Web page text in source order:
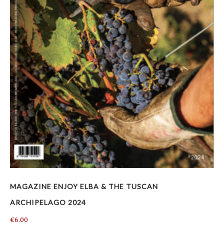
MAGAZINE ENJOY ELBA & THE TUSCAN
ARCHIPELAGO 2024
€6.00